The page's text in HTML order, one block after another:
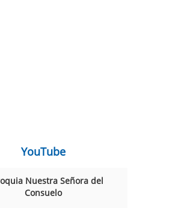
YouTube
Nuestra Señora del
Consuelo